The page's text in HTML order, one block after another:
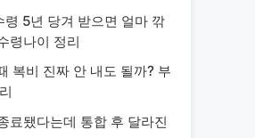
령 5년 당겨 받으면 얼마 깎
령나이 정리
복비 진짜 안 내도 될까? 부
료됐다는데 통합 후 달라진